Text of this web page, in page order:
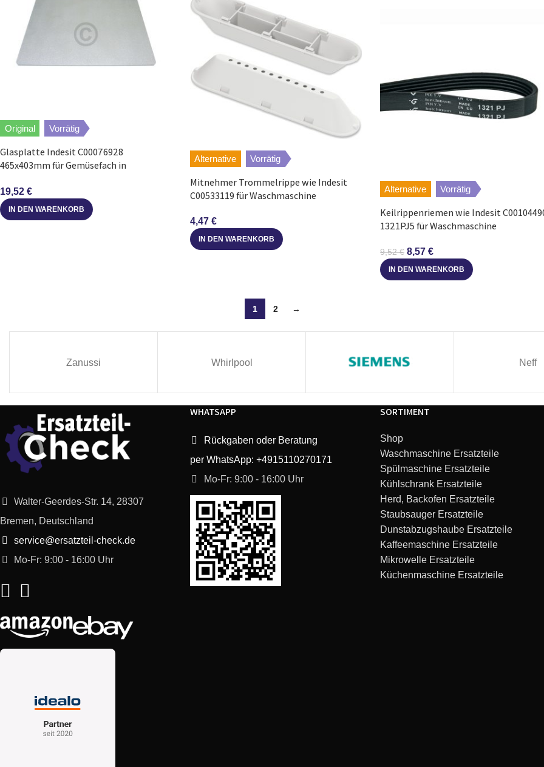
Original Vorrätig
Glasplatte Indesit C00076928
465x403mm für Gemüsefach in
19,52 €
IN DEN WARENKORB
Alternative Vorrätig
Mitnehmer Trommelrippe wie Indesit
C00533119 für Waschmaschine
4,47 €
IN DEN WARENKORB
Alternative Vorrätig
Keilrippenriemen wie Indesit
1321PJ5 für Waschmaschine
9,52€ 8,57 €
IN DEN WARENKORB
1 2 →
Zanussi Whirlpool Neff
Walter-Geerdes-Str. 14, 28307
Bremen, Deutschland
service@ersatzteil-check.de
Mo-Fr: 9:00 - 16:00 Uhr
WHATSAPP
Rückgaben oder Beratung
per WhatsApp: +4915110270171
Mo-Fr: 9:00 - 16:00 Uhr
SORTIMENT
Shop
Waschmaschine Ersatzteile
Spülmaschine Ersatzteile
Kühlschrank Ersatzteile
Herd, Backofen Ersatzteile
Staubsauger Ersatzteile
Dunstabzugshaube Ersatzteile
Kaffeemaschine Ersatzteile
Mikrowelle Ersatzteile
Küchenmaschine Ersatzteile